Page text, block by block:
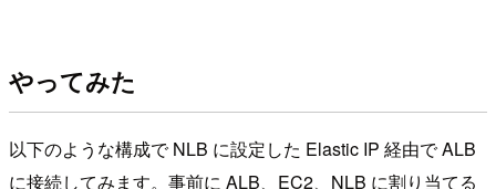
やってみた
以下のような構成で NLB に設定した Elastic IP 経由で ALB
に接続してみます。事前に ALB、EC2、NLB に割り当てる